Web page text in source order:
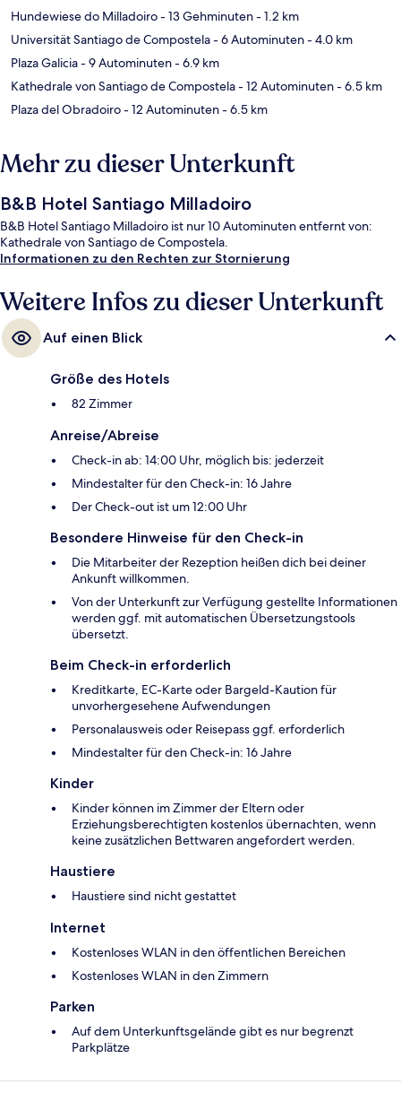
Hundewiese do Milladoiro- 13 Gehminuten- 1.2 km
Universität Santiago de Compostela- 6 Autominuten- 4.0 km
Plaza Galicia- 9 Autominuten- 6.9 km
Kathedrale von Santiago de Compostela- 12 Autominuten- 6.5 km
Plaza del Obradoiro- 12 Autominuten- 6.5 km
Mehr zu dieser Unterkunft
B&B Hotel Santiago Milladoiro
B&B Hotel Santiago Milladoiro ist nur 10 Autominuten entfernt von:
Kathedrale von Santiago de Compostela.
Informationen zu den Rechten zur Stornierung
Weitere Infos zu dieser Unterkunft
Auf einen Blick
Größe des Hotels
82 Zimmer
Anreise/Abreise
Check-in ab: 14:00 Uhr, möglich bis: jederzeit
Mindestalter für den Check-in: 16 Jahre
Der Check-out ist um 12:00 Uhr
Besondere Hinweise für den Check-in
Die Mitarbeiter der Rezeption heißen dich bei deiner
Ankunft willkommen.
Von der Unterkunft zur Verfügung gestellte Informationen
werden ggf. mit automatischen Übersetzungstools
übersetzt.
Beim Check-in erforderlich
Kreditkarte, EC-Karte oder Bargeld-Kaution für
unvorhergesehene Aufwendungen
Personalausweis oder Reisepass ggf. erforderlich
Mindestalter für den Check-in: 16 Jahre
Kinder
Kinder können im Zimmer der Eltern oder
Erziehungsberechtigten kostenlos übernachten, wenn
keine zusätzlichen Bettwaren angefordert werden.
Haustiere
Haustiere sind nicht gestattet
Internet
Kostenloses WLAN in den öffentlichen Bereichen
Kostenloses WLAN in den Zimmern
Parken
Auf dem Unterkunftsgelände gibt es nur begrenzt
Parkplätze